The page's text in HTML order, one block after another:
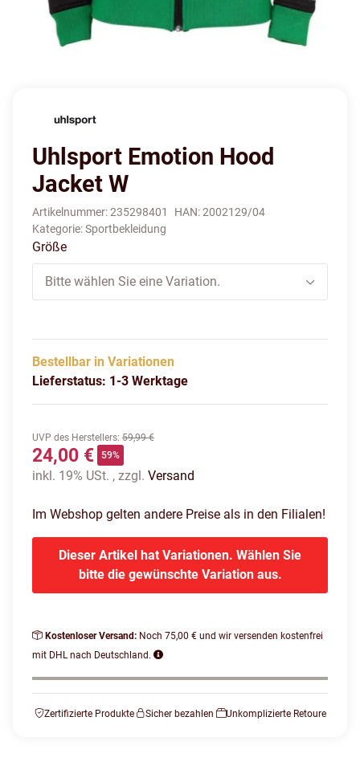
Uhlsport Emotion Hood
Jacket W
Artikelnummer:235298401 HAN:2002129/04
Kategorie:Sportbekleidung
Größe
Bitte wählen Sie eine Variation.
Bestellbar in Variationen
Lieferstatus: 1-3 Werktage
UVP des Herstellers: 59,99 €
24,00 € 59%
inkl. 19% USt. , zzgl. Versand
Im Webshop gelten andere Preise als in den Filialen!
Dieser Artikel hat Variationen. Wählen Sie
bitte die gewünschte Variation aus.
Kostenloser Versand: Noch 75,00 € und wir versenden kostenfrei
mit DHL nach Deutschland.
Zertifizierte Produkte Sicher bezahlen Unkomplizierte Retoure